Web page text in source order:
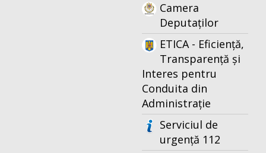
Camera
Deputaților
ETICA - Eficiență,
Transparență și
Interes pentru
Conduita din
Administrație
Serviciul de
urgență 112